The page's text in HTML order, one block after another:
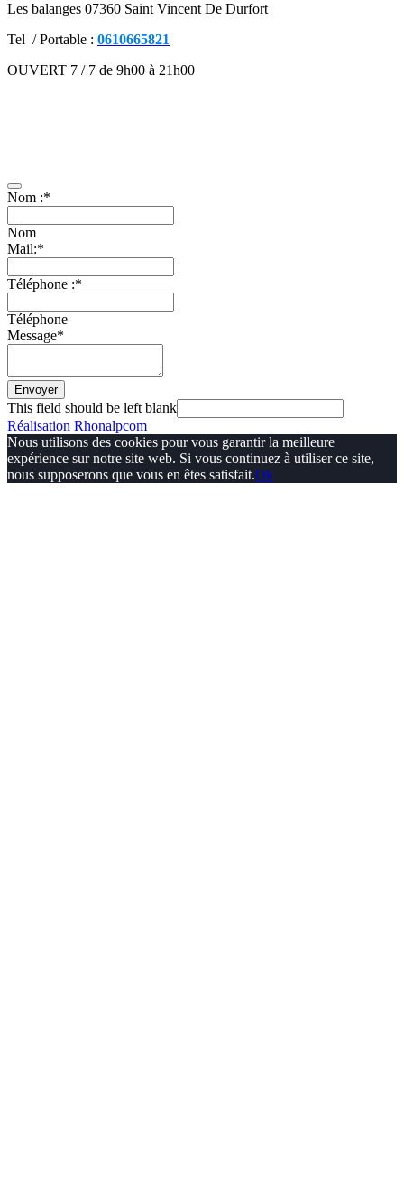
Les balanges 07360 Saint Vincent De Durfort
Tel / Portable : 0610665821
OUVERT 7 / 7 de 9h00 à 21h00
Nom :*
Nom
Mail:*
Téléphone :*
Téléphone
Message*
Envoyer
This field should be left blank
Réalisation Rhonalpcom
Nous utilisons des cookies pour vous garantir la meilleure
expérience sur notre site web. Si vous continuez à utiliser ce site,
nous supposerons que vous en êtes satisfait.Ok